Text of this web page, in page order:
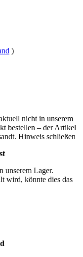
)
nicht in unserem
bestellen – der Artikel
Hinweis schließen
unserem Lager.
wird, könnte dies das